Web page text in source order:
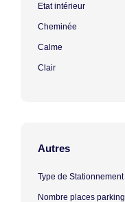
Etat intérieur
Cheminée
Calme
Clair
Autres
Type de Stationnement
Nombre places parking